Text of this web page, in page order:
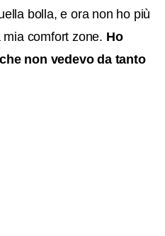
bolla, e ora non ho più
comfort zone. Ho
non vedevo da tanto